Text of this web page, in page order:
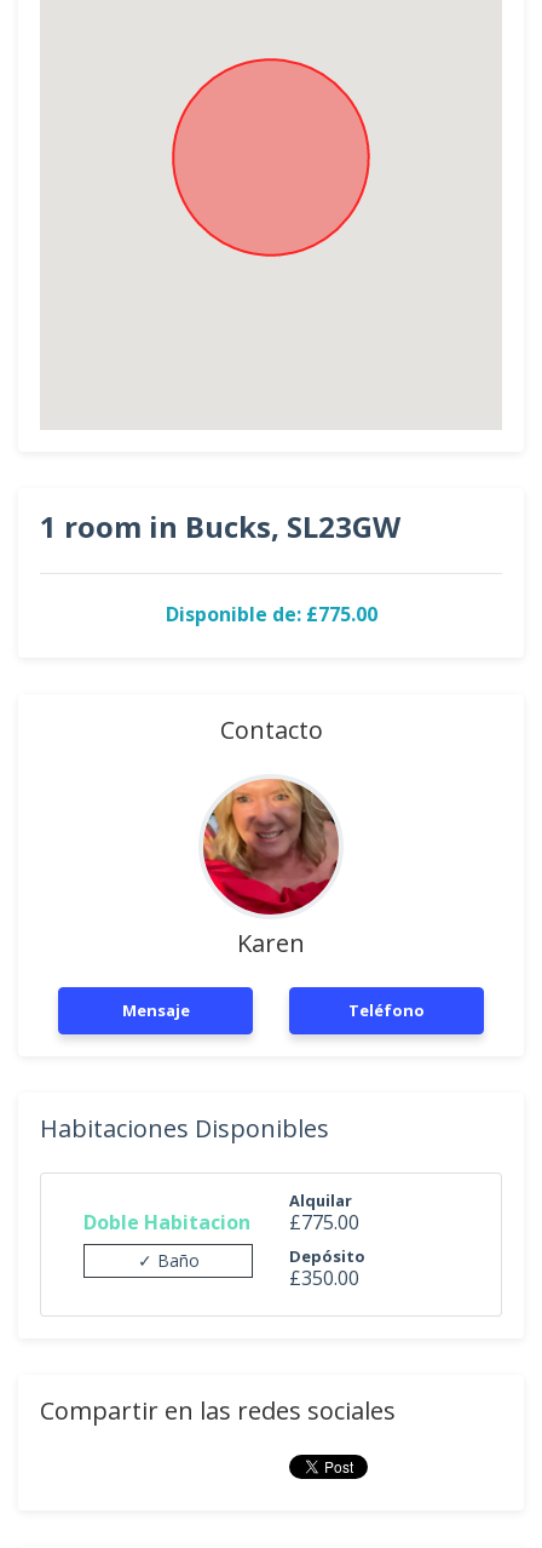
1 room in Bucks, SL23GW
Disponible de: £775.00
Contacto
Karen
Mensaje Teléfono
Habitaciones Disponibles
Doble Habitacion
✓ Baño
Alquilar
£775.00
Depósito
£350.00
Compartir en las redes sociales